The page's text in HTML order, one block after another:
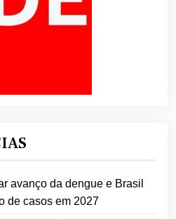
avanço da dengue e Brasil
de casos em 2027